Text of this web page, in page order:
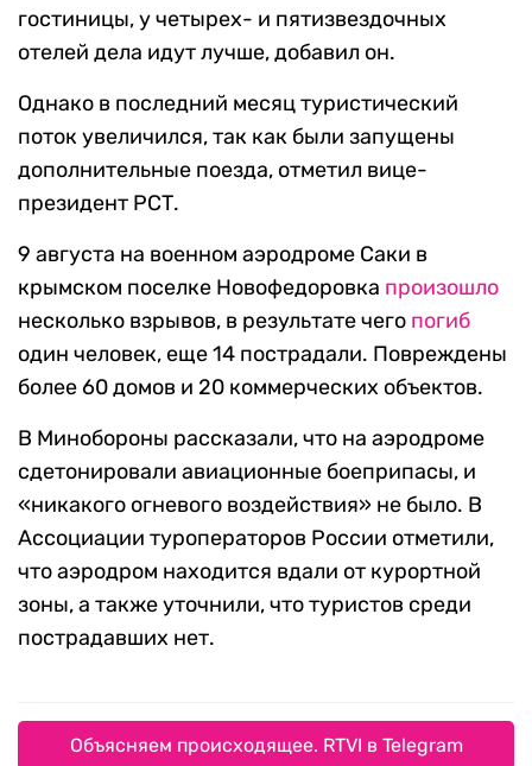
гостиницы, у четырех- и пятизвездочных
отелей дела идут лучше, добавил он.
Однако в последний месяц туристический
поток увеличился, так как были запущены
дополнительные поезда, отметил вице-
президент РСТ.
9 августа на военном аэродроме Саки в
крымском поселке Новофедоровка произошло
несколько взрывов, в результате чего погиб
один человек, еще 14 пострадали. Повреждены
более 60 домов и 20 коммерческих объектов.
В Минобороны рассказали, что на аэродроме
сдетонировали авиационные боеприпасы, и
«никакого огневого воздействия» не было. В
Ассоциации туроператоров России отметили,
что аэродром находится вдали от курортной
зоны, а также уточнили, что туристов среди
пострадавших нет.
Объясняем происходящее. RTVI в Telegram